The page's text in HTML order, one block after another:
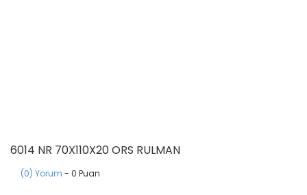
6014 NR 70X110X20 ORS RULMAN
(0) Yorum - 0 Puan